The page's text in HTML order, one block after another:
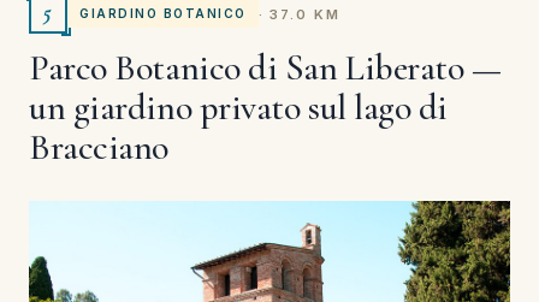
5 GIARDINO BOTANICO · 37.0 KM
Parco Botanico di San Liberato —
un giardino privato sul lago di
Bracciano